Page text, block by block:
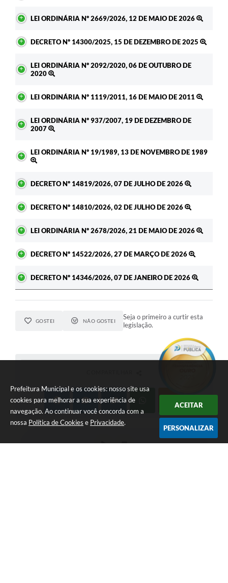
Prefeitura Municipal e os cookies: nosso site usa
cookies para melhorar a sua experiência de
navegação. Ao continuar você concorda com a
nossa Política de Cookies e Privacidade.
ACEITAR
PERSONALIZAR
LEI ORDINÁRIA Nº 2669/2026, 12 DE MAIO DE 2026
DECRETO Nº 14300/2025, 15 DE DEZEMBRO DE 2025
LEI ORDINÁRIA Nº 2092/2020, 06 DE OUTUBRO DE
2020
LEI ORDINÁRIA Nº 1119/2011, 16 DE MAIO DE 2011
LEI ORDINÁRIA Nº 937/2007, 19 DE DEZEMBRO DE
2007
LEI ORDINÁRIA Nº 19/1989, 13 DE NOVEMBRO DE 1989
DECRETO Nº 14819/2026, 07 DE JULHO DE 2026
DECRETO Nº 14810/2026, 02 DE JULHO DE 2026
LEI ORDINÁRIA Nº 2678/2026, 21 DE MAIO DE 2026
DECRETO Nº 14522/2026, 27 DE MARÇO DE 2026
DECRETO Nº 14346/2026, 07 DE JANEIRO DE 2026
GOSTEI NÃO GOSTEI
Seja o primeiro a curtir esta
legislação.